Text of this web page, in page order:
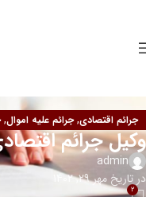
جرائم اقتصادی,جرائم علیه اموال,
جرایم مالی,مجموعه حقوقی,
وکیل آنلاین کیفری
وکیل جرائم
admin
در تاریخ مهر 29, 1402
2